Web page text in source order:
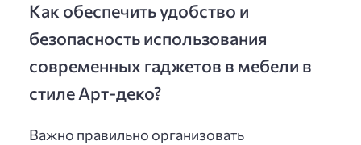
Как обеспечить удобство и
безопасность использования
современных гаджетов в мебели в
стиле Арт-деко?
Важно правильно организовать